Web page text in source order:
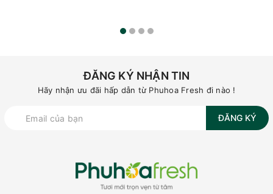
ĐĂNG KÝ NHẬN TIN
Hãy nhận ưu đãi hấp dẫn từ Phuhoa Fresh đi nào !
ĐĂNG KÝ